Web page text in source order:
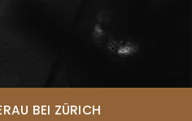
Rechtsanwältin
Eileen Menne*
Lena Elisabeth Telioridis*
Rechtsanwältin
BEI ZÜRICH